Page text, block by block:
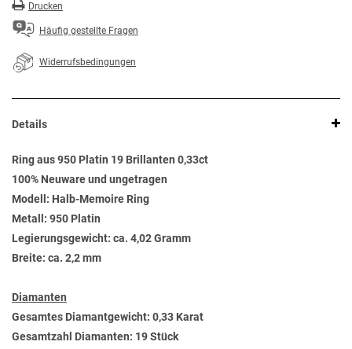
Drucken
Häufig gestellte Fragen
Widerrufsbedingungen
Details
Ring aus 950 Platin 19 Brillanten 0,33ct
100% Neuware und ungetragen
Modell: Halb-Memoire Ring
Metall: 950 Platin
Legierungsgewicht: ca. 4,02 Gramm
Breite: ca. 2,2 mm
Diamanten
Gesamtes Diamantgewicht: 0,33 Karat
Gesamtzahl Diamanten: 19 Stück